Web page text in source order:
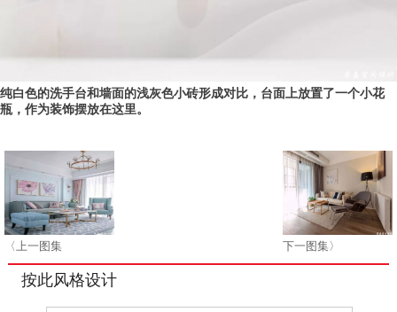
纯白色的洗手台和墙面的浅灰色小砖形成对比，台面上放置了一个小花
瓶，作为装饰摆放在这里。
〈上一图集 下一图集〉
按此风格设计